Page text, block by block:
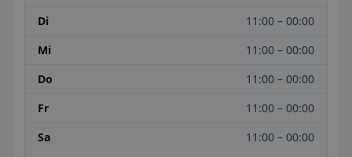
Di
11:00 – 00:00
Mi
11:00 – 00:00
Do
11:00 – 00:00
Fr
11:00 – 00:00
Sa
11:00 – 00:00